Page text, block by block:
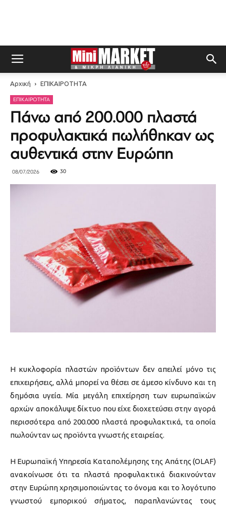
Αρχική ΕΠΙΚΑΙΡΟΤΗΤΑ
ΕΠΙΚΑΙΡΟΤΗΤΑ
Πάνω από 200.000 πλαστά
προφυλακτικά πωλήθηκαν ως
αυθεντικά στην Ευρώπη
08/07/2026 30
Η κυκλοφορία πλαστών προϊόντων δεν απειλεί μόνο τις
επιχειρήσεις, αλλά μπορεί να θέσει σε άμεσο κίνδυνο και τη
δημόσια υγεία. Μία μεγάλη επιχείρηση των ευρωπαϊκών
αρχών αποκάλυψε δίκτυο που είχε διοχετεύσει στην αγορά
περισσότερα από 200.000 πλαστά προφυλακτικά, τα οποία
πωλούνταν ως προϊόντα γνωστής εταιρείας.
Η Ευρωπαϊκή Υπηρεσία Καταπολέμησης της Απάτης (OLAF)
ανακοίνωσε ότι τα πλαστά προφυλακτικά διακινούνταν
στην Ευρώπη χρησιμοποιώντας το όνομα και το λογότυπο
γνωστού εμπορικού σήματος, παραπλανώντας τους